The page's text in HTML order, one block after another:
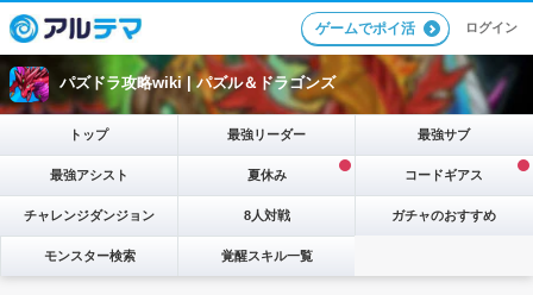
ゲームでポイ活 ログイン
パズドラ攻略wiki |パズル＆ドラゴンズ
トップ 最強リーダー 最強サブ
最強アシスト 夏休み コードギアス
チャレンジダンジョン 8人対戦 ガチャのおすすめ
モンスター検索 覚醒スキル一覧